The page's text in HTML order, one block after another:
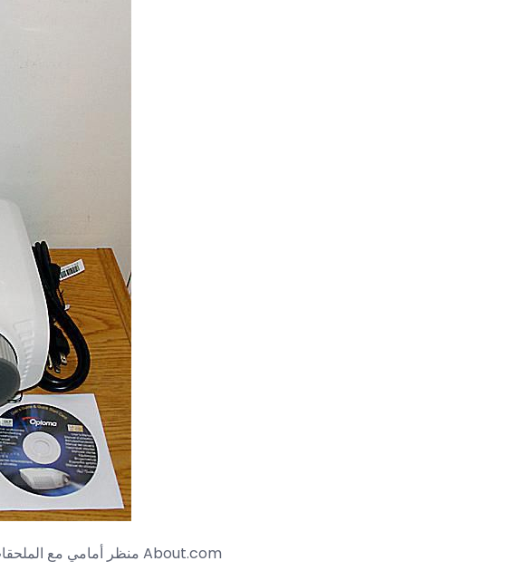
جهاز عرض فيديو Optoma HD20 DLP - منظر أمامي مع الملحقات. صورة (ج) روبرت سيلفا - مرخص لـ About.com